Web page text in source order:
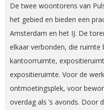
De twee woontorens van
het gebied en bieden een
Amsterdam en het IJ. De
elkaar verbonden, die ruimte
kantoorruimte,
expositieruimte. Voor de
ontmoetingsplek, voor
overdag als ’s avonds. Door